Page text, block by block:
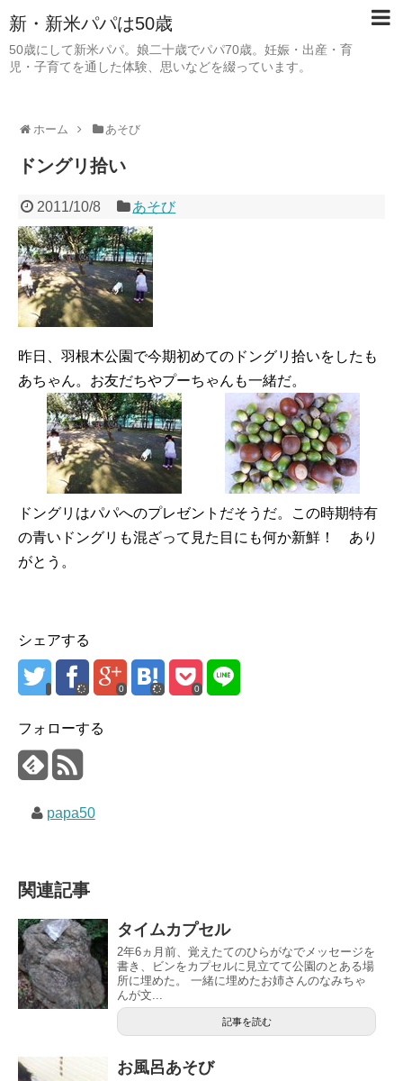
新・新米パパは50歳
50歳にして新米パパ。娘二十歳でパパ70歳。妊娠・出産・育
児・子育てを通した体験、思いなどを綴っています。
ホーム あそび
ドングリ拾い
2011/10/8 あそび
昨日、羽根木公園で今期初めてのドングリ拾いをしたも
あちゃん。お友だちやプーちゃんも一緒だ。
ドングリはパパへのプレゼントだそうだ。この時期特有
の青いドングリも混ざって見た目にも何か新鮮！ あり
がとう。
シェアする
0 0
フォローする
papa50
関連記事
タイムカプセル
2年6ヵ月前、覚えたてのひらがなでメッセージを
書き、ビンをカプセルに見立てて公園のとある場
所に埋めた。 一緒に埋めたお姉さんのなみちゃ
んが文...
記事を読む
お風呂あそび